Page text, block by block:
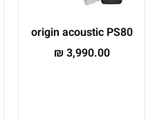
origin acoustic PS80
₪ 3,990.00